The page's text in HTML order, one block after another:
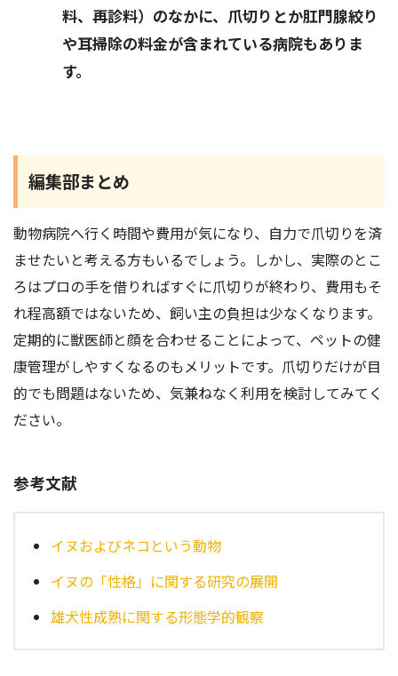
料、再診料）のなかに、爪切りとか肛門腺絞り
や耳掃除の料金が含まれている病院もありま
す。
編集部まとめ
動物病院へ行く時間や費用が気になり、自力で爪切りを済
ませたいと考える方もいるでしょう。しかし、実際のとこ
ろはプロの手を借りればすぐに爪切りが終わり、費用もそ
れ程高額ではないため、飼い主の負担は少なくなります。
定期的に獣医師と顔を合わせることによって、ペットの健
康管理がしやすくなるのもメリットです。爪切りだけが目
的でも問題はないため、気兼ねなく利用を検討してみてく
ださい。
参考文献
イヌおよびネコという動物
イヌの「性格」に関する研究の展開
雄犬性成熟に関する形態学的観察